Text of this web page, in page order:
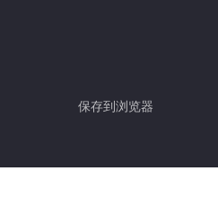
保存到浏览器